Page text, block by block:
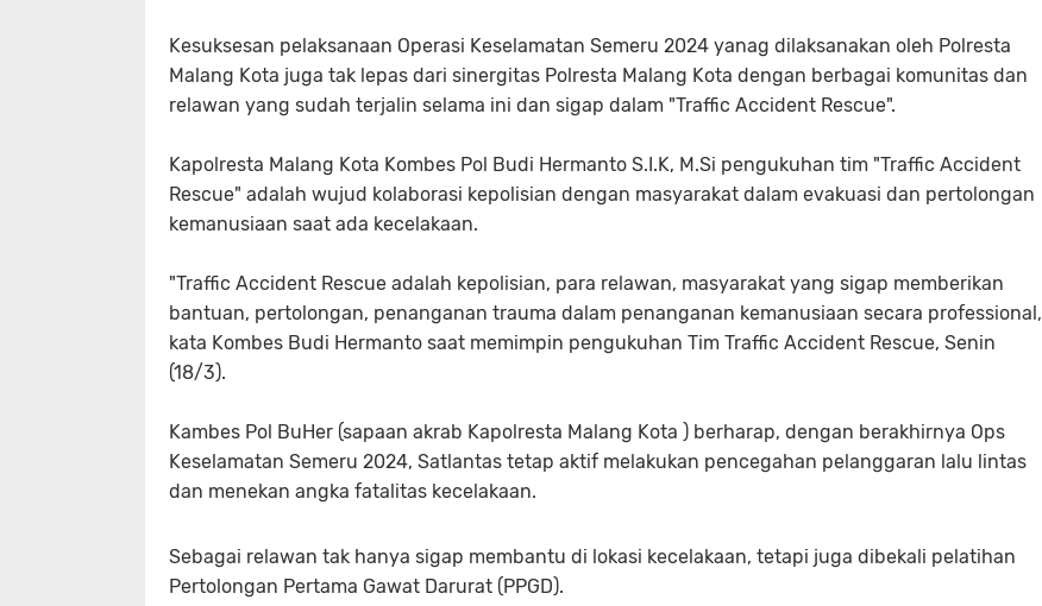
Kesuksesan pelaksanaan Operasi Keselamatan Semeru 2024 yanag dilaksanakan oleh Polresta
Malang Kota juga tak lepas dari sinergitas Polresta Malang Kota dengan berbagai komunitas dan
relawan yang sudah terjalin selama ini dan sigap dalam "Traffic Accident Rescue".
Kapolresta Malang Kota Kombes Pol Budi Hermanto S.I.K, M.Si pengukuhan tim "Traffic Accident
Rescue" adalah wujud kolaborasi kepolisian dengan masyarakat dalam evakuasi dan pertolongan
kemanusiaan saat ada kecelakaan.
"Traffic Accident Rescue adalah kepolisian, para relawan, masyarakat yang sigap memberikan
bantuan, pertolongan, penanganan trauma dalam penanganan kemanusiaan secara professional,
kata Kombes Budi Hermanto saat memimpin pengukuhan Tim Traffic Accident Rescue, Senin
(18/3).
Kambes Pol BuHer (sapaan akrab Kapolresta Malang Kota ) berharap, dengan berakhirnya Ops
Keselamatan Semeru 2024, Satlantas tetap aktif melakukan pencegahan pelanggaran lalu lintas
dan menekan angka fatalitas kecelakaan.
Sebagai relawan tak hanya sigap membantu di lokasi kecelakaan, tetapi juga dibekali pelatihan
Pertolongan Pertama Gawat Darurat (PPGD).